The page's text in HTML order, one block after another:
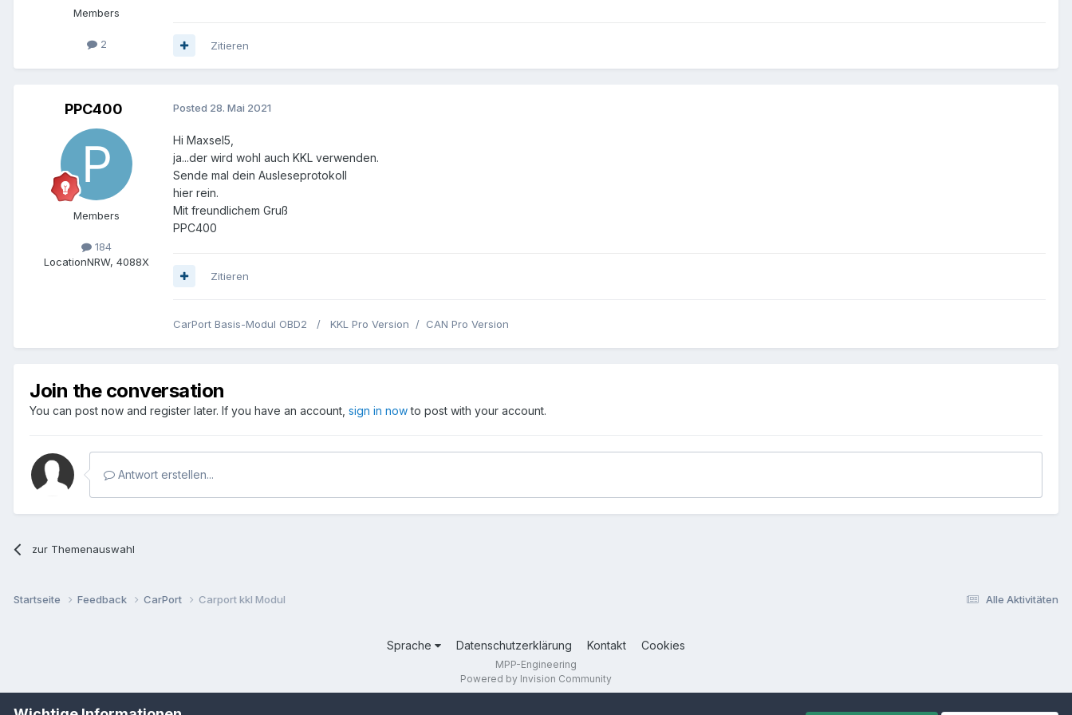
Members
2 Zitieren
PPC400
Members
184
LocationNRW, 4088X
Posted 28. Mai 2021
Hi Maxsel5,
ja...der wird wohl auch KKL verwenden.
Sende mal dein Ausleseprotokoll
hier rein.
Mit freundlichem Gruß
PPC400
Zitieren
CarPort Basis-Modul OBD2 / KKL Pro Version / CAN Pro Version
Join the conversation
You can post now and register later. If you have an account, sign in nowto post with your account.
Antwort erstellen...
zur Themenauswahl
Alle Aktivitäten
Startseite Feedback CarPort Carport kkl Modul
Sprache Datenschutzerklärung Kontakt Cookies
MPP-Engineering
Powered by Invision Community